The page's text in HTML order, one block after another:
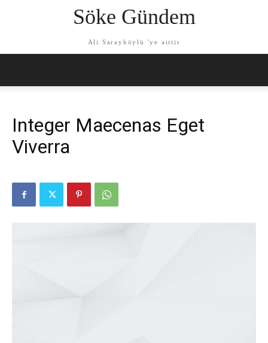
Söke Gündem
Ali Sarayköylü 'ye aittir
Integer Maecenas Eget
Viverra